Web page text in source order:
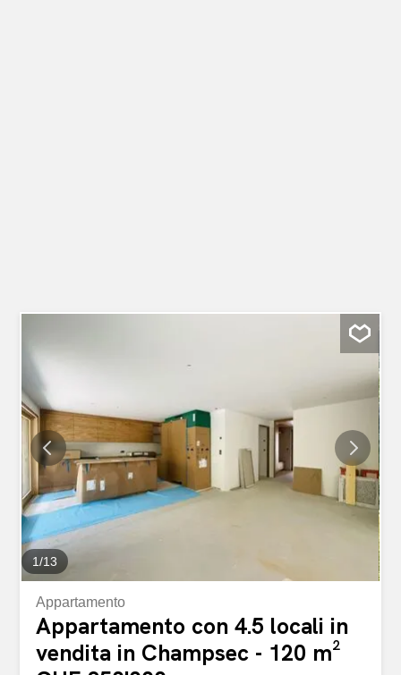
1/13
Appartamento
Appartamento con 4.5 locali in
vendita in Champsec - 120 m²